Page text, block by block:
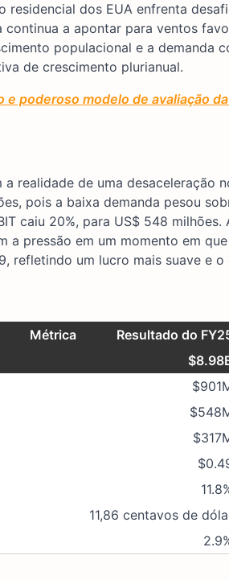
dos EUA enfrenta
continua a apontar para ventos
populacional e a demanda
de crescimento plurianual.
poderoso modelo de avaliação
realidade de uma desaceleração
pois a baixa demanda pesou
caiu 20%, para US$ 548
a pressão em um momento em
refletindo um lucro mais suave e
Métrica Resultado do
11,86 centavos de